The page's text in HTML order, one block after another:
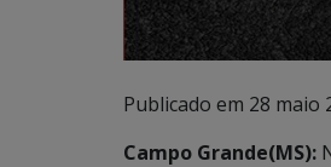
Publicado em 28 maio
Campo Grande(MS):